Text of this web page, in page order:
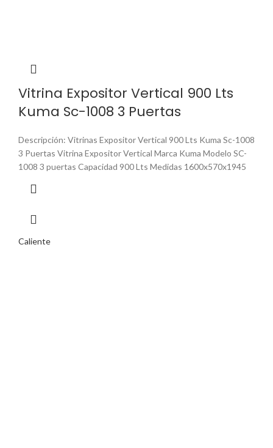
Vitrina Expositor Vertical 900 Lts
Kuma Sc-1008 3 Puertas
Descripción: Vitrinas Expositor Vertical 900 Lts Kuma Sc-1008
3 Puertas Vitrina Expositor Vertical Marca Kuma Modelo SC-
1008 3 puertas Capacidad 900 Lts Medidas 1600x570x1945
Caliente